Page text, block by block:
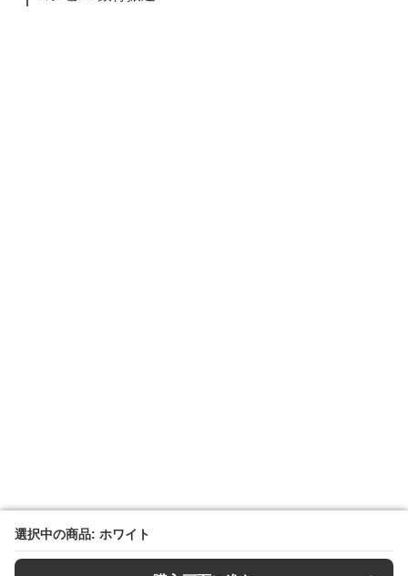
選択中の商品: ホワイト
選択中の商品: ホワイト